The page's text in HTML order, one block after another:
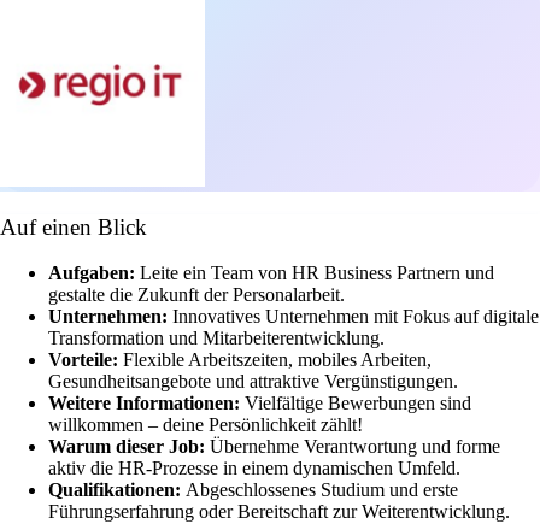
Auf einen Blick
Aufgaben: Leite ein Team von HR Business Partnern und
gestalte die Zukunft der Personalarbeit.
Unternehmen: Innovatives Unternehmen mit Fokus auf digitale
Transformation und Mitarbeiterentwicklung.
Vorteile: Flexible Arbeitszeiten, mobiles Arbeiten,
Gesundheitsangebote und attraktive Vergünstigungen.
Weitere Informationen: Vielfältige Bewerbungen sind
willkommen – deine Persönlichkeit zählt!
Warum dieser Job: Übernehme Verantwortung und forme
aktiv die HR-Prozesse in einem dynamischen Umfeld.
Qualifikationen: Abgeschlossenes Studium und erste
Führungserfahrung oder Bereitschaft zur Weiterentwicklung.